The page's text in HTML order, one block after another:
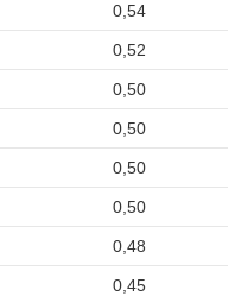
0,54
0,52
0,50
0,50
0,50
0,50
0,48
0,45